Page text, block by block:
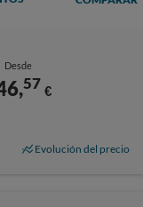
Desde
57 €
Evolución del precio